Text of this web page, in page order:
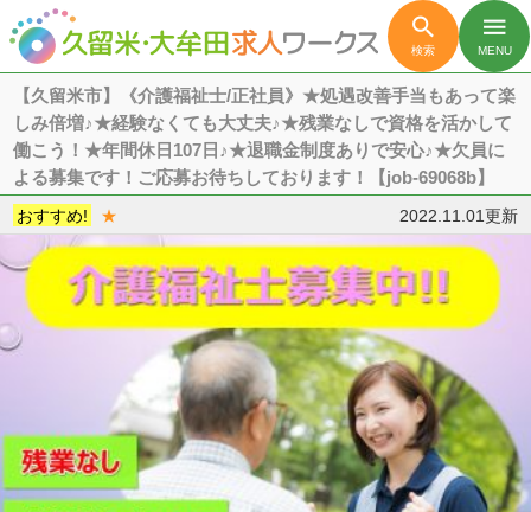

検索
menu
MENU
【久留米市】《介護福祉士/正社員》★処遇改善手当もあって楽
しみ倍増♪★経験なくても大丈夫♪★残業なしで資格を活かして
働こう！★年間休日107日♪★退職金制度ありで安心♪★欠員に
よる募集です！ご応募お待ちしております！【job-69068b】
おすすめ! ★ 2022.11.01更新